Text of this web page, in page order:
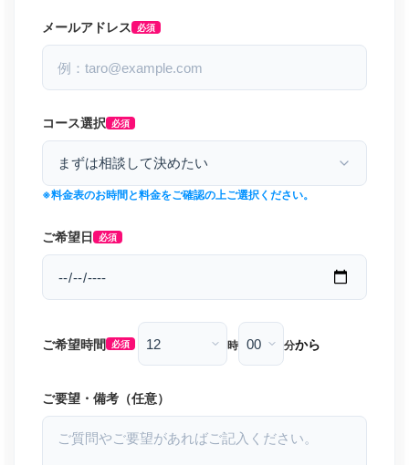
メールアドレス 必須
コース選択 必須
※料金表のお時間と料金をご確認の上ご選択ください。
ご希望日 必須
ご希望時間 必須 時 分から
ご要望・備考（任意）